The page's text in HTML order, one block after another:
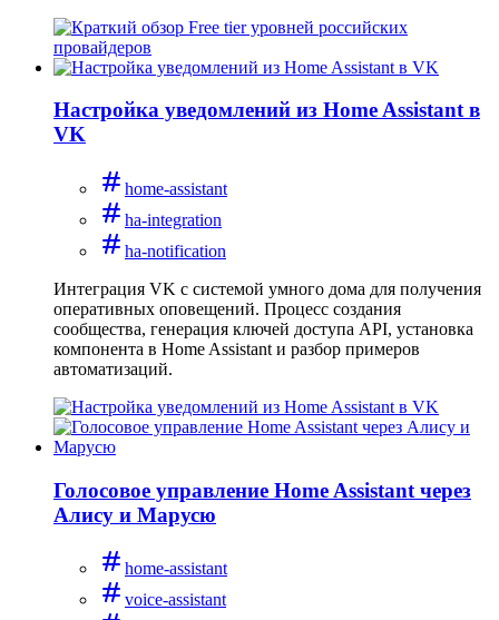
Настройка уведомлений из Home Assistant в
VK
home-assistant
ha-integration
ha-notification
Интеграция VK с системой умного дома для получения
оперативных оповещений. Процесс создания
сообщества, генерация ключей доступа API, установка
компонента в Home Assistant и разбор примеров
автоматизаций.
Голосовое управление Home Assistant через
Алису и Марусю
home-assistant
voice-assistant